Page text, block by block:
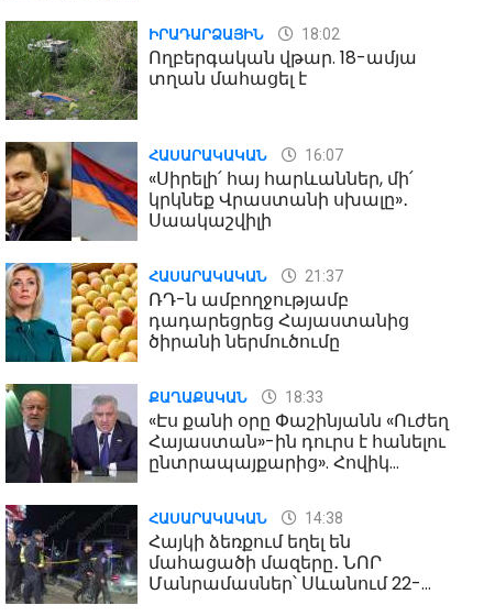
ԻՐԱԴԱՐՁԱՅԻՆ 18:02
Ողբերգական վթար. 18-ամյա
տղան մահացել է
ՀԱՍԱՐԱԿԱԿԱՆ 16:07
«Սիրելի՛ հայ հարևաններ, մի՛
կրկնեք Վրաստանի սխալը»․
Սաակաշվիլի
ՀԱՍԱՐԱԿԱԿԱՆ 21:37
ՌԴ-ն ամբողջությամբ
դադարեցրեց Հայաստանից
ծիրանի ներմուծումը
ՔԱՂԱՔԱԿԱՆ 18:33
«Էս քանի օրը Փաշինյանն «Ուժեղ
Հայաստան»-ին դուրս է հանելու
ընտրապայքարից». Հովիկ
ՀԱՍԱՐԱԿԱԿԱՆ 14:38
Հայկի ձեռքում եղել են
մահացածի մազերը․ ՆՈՐ
Մանրամասներ՝ Սևանում 22-